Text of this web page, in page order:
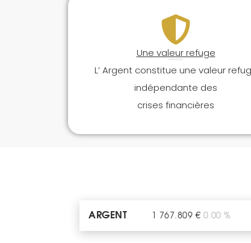
Une valeur refuge
L’ Argent constitue une valeur
indépendante des
crises financières